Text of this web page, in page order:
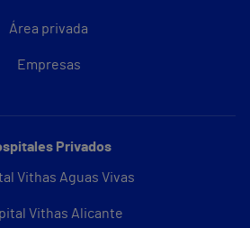
Área privada
Empresas
Privados
Vithas Aguas Vivas
Vithas Alicante